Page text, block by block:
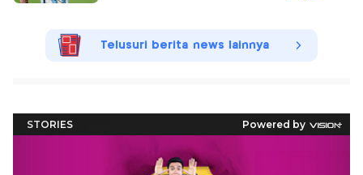
Telusuri berita news lainnya